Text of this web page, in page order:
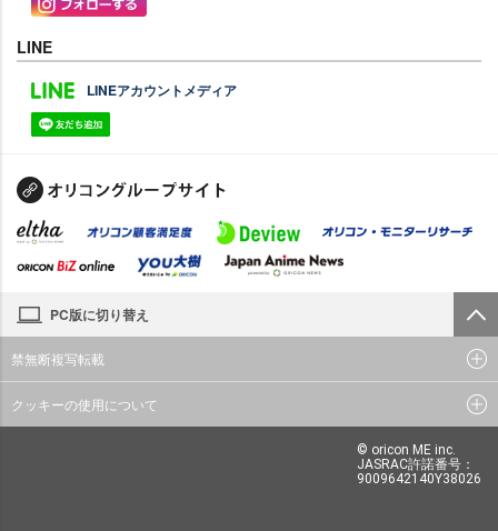
LINE
LINEアカウントメディア
PC版に切り替え
禁無断複写転載
クッキーの使用について
© oricon ME inc.
JASRAC許諾番号：
9009642140Y38026